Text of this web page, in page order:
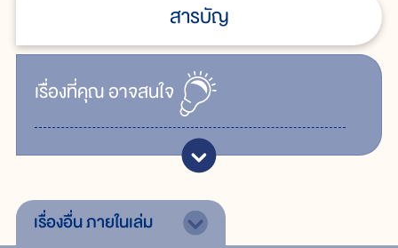
สารบัญ
เรื่ิองที่คุณอาจสนใจ
เรื่องอื่นภายในเล่ม